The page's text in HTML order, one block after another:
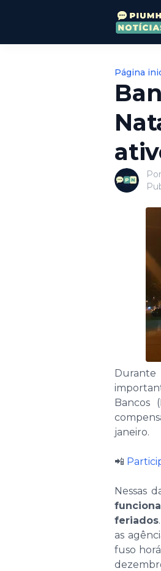
Página
Por
Bancos
janeiro.
📲
Nessas
feriados
as
fuso